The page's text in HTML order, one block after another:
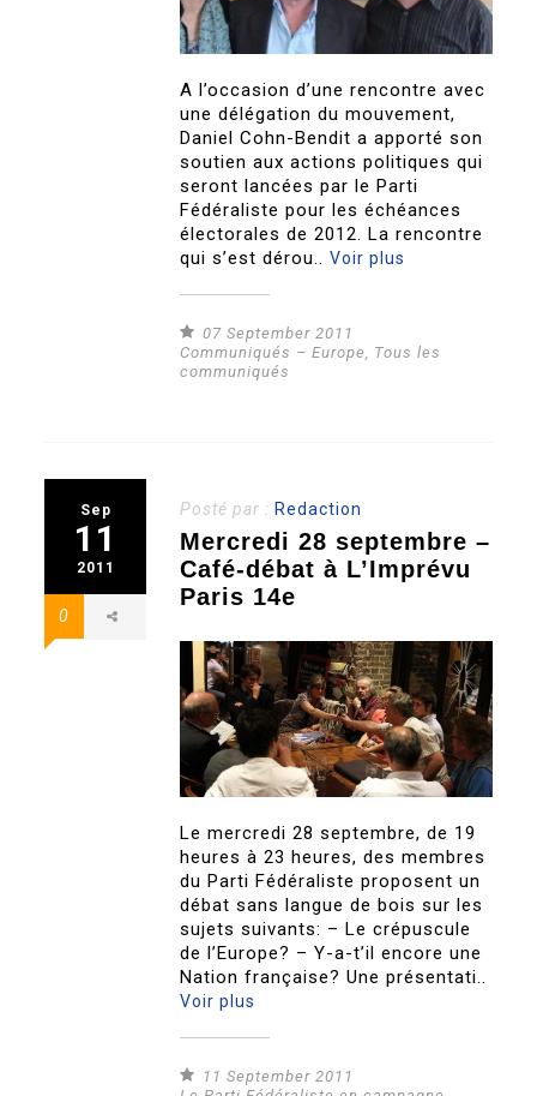
A l’occasion d’une rencontre avec
une délégation du mouvement,
Daniel Cohn-Bendit a apporté son
soutien aux actions politiques qui
seront lancées par le Parti
Fédéraliste pour les échéances
électorales de 2012. La rencontre
qui s’est dérou..Voir plus
07 September 2011
Communiqués – Europe, Tous les
communiqués
Sep
11
2011
0
Posté par : Redaction
Mercredi 28 septembre –
Café-débat à L’Imprévu
Paris 14e
Le mercredi 28 septembre, de 19
heures à 23 heures, des membres
du Parti Fédéraliste proposent un
débat sans langue de bois sur les
sujets suivants: – Le crépuscule
de l’Europe? – Y-a-t’il encore une
Nation française? Une présentati..
Voir plus
11 September 2011